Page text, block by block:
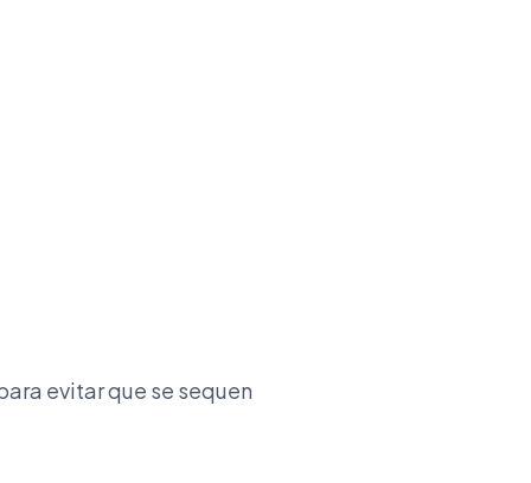
evitar que se sequen